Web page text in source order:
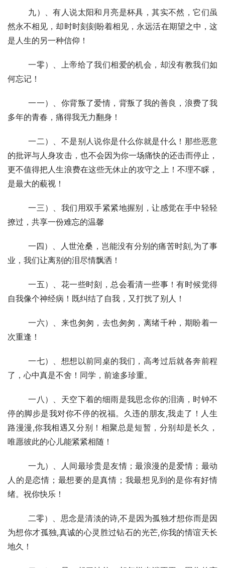
然永不相见，却时时刻刻盼着相见，永远活在期望之中，这
是人生的另一种信仰！
何忘记！
多年的青春，痛得我无力翻身！
的批评与人身攻击，也不会因为你一场痛快的还击而停止，
更不值得把人生浪费在这些无休止的攻守之上！不理不睬，
是最大的藐视！
撩过，共享一份难忘的温馨
业，我们让离别的泪尽情飘洒！
自我像个神经病！既纠结了自我，又打扰了别人！
次重逢！
了，心中真是不舍！同学，前途多珍重。
停的脚步是我对你不停的祝福。久违的朋友,我走了！人生
路漫漫,你我相遇又分别！相聚总是短暂，分别却是长久，
唯愿彼此的心儿能紧紧相随！
人的是恋情；最想要的是真情；我最想见到的是你有好情
绪。祝你快乐！
为想你才孤独,真诚的心灵胜过钻石的光芒,你我的情谊天长
地久！